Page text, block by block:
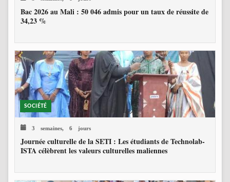
Bac 2026 au Mali : 50 046 admis pour un taux de réussite de
34,23 %
SOCIÉTÉ
3 semaines, 6 jours
Journée culturelle de la SETI : Les étudiants de Technolab-
ISTA célèbrent les valeurs culturelles maliennes